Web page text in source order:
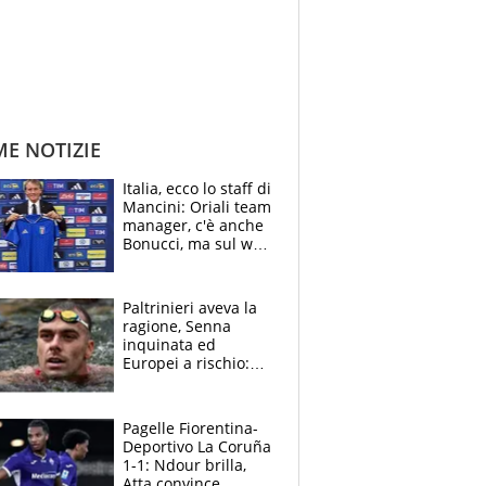
NOTIZIE
Italia, ecco lo staff di
Mancini: Oriali team
manager, c'è anche
Bonucci, ma sul web
Paltrinieri aveva la
ragione, Senna
inquinata ed
Europei a rischio:
adesso
Pagelle Fiorentina-
Deportivo La Coruña
1-1: Ndour brilla,